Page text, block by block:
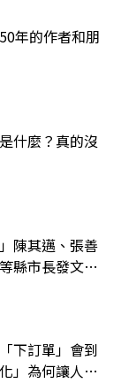
年的作者和朋
什麼？真的沒
陳其邁、張善
縣市長發文弔
下訂單」會到
」為何讓人無